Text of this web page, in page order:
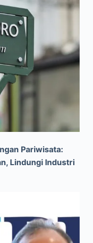
Pariwisata:
Lindungi Industri